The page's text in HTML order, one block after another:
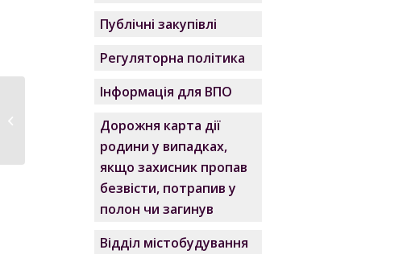
Публічні закупівлі
Регуляторна політика
Інформація для ВПО
Дорожня карта дії
родини у випадках,
якщо захисник пропав
безвісти, потрапив у
полон чи загинув
Відділ містобудування
Паспорт бюджетної
програми 3710160 на